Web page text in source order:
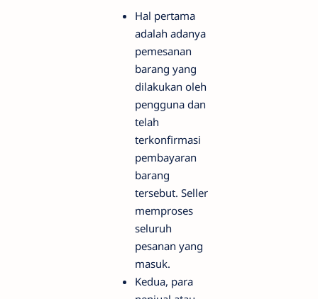
Hal pertama
adalah adanya
pemesanan
barang yang
dilakukan oleh
pengguna dan
telah
terkonfirmasi
pembayaran
barang
tersebut. Seller
memproses
seluruh
pesanan yang
masuk.
Kedua, para